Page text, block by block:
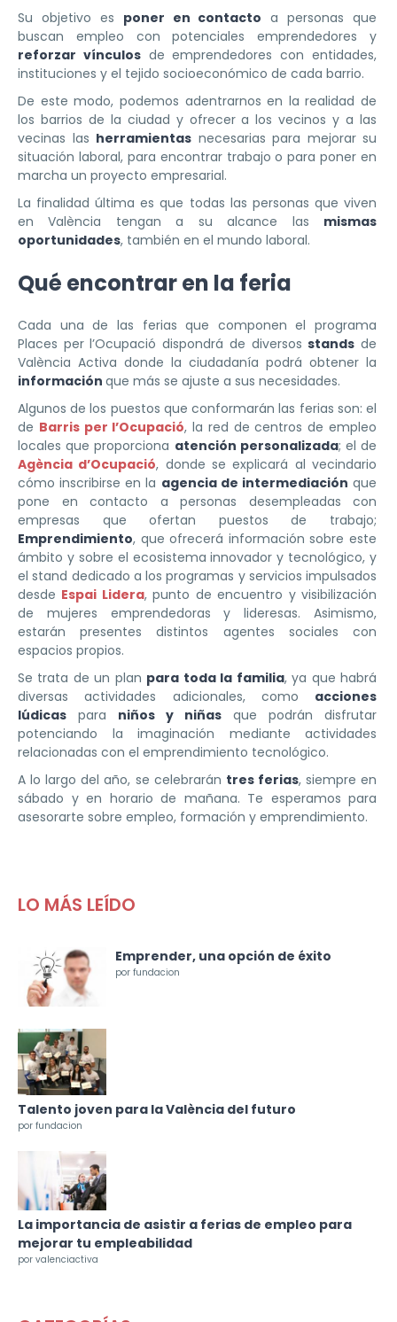
Su objetivo es poner en contacto a personas que
buscan empleo con potenciales emprendedores y
reforzar vínculosde emprendedores con entidades,
instituciones y el tejido socioeconómico de cada barrio.
De este modo, podemos adentrarnos en la realidad de
los barrios de la ciudad y ofrecer a los vecinos y a las
vecinas las herramientas necesarias para mejorar su
situación laboral, para encontrar trabajo o para poner en
marcha un proyecto empresarial.
La finalidad última es que todas las personas que viven
en València tengan a su alcance las mismas
oportunidades, también en el mundo laboral.
Qué encontrar en la feria
Cada una de las ferias que componen el programa
Places per l’Ocupació dispondrá de diversosstands de
València Activa donde la ciudadanía podrá obtener la
información que más se ajuste a sus necesidades.
Algunos de los puestos que conformarán las ferias son: el
de Barris per l’Ocupació, la red de centros de empleo
locales que proporciona atención personalizada; el de
Agència d’Ocupació, donde se explicará al vecindario
cómo inscribirse en la agencia de intermediación que
pone en contacto a personas desempleadas con
empresas que ofertan puestos de trabajo;
Emprendimiento, que ofrecerá información sobre este
ámbito y sobre el ecosistema innovador y tecnológico, y
el stand dedicado a los programas y servicios impulsados
desde Espai Lidera, punto de encuentro y visibilización
de mujeres emprendedoras y lideresas. Asimismo,
estarán presentes distintos agentes sociales con
espacios propios.
Se trata de un plan para toda la familia, ya que habrá
diversas actividades adicionales, como acciones
lúdicas para niños y niñas que podrán disfrutar
potenciando la imaginación mediante actividades
relacionadas con el emprendimiento tecnológico.
A lo largo del año, se celebrarán tres ferias, siempre en
sábado y en horario de mañana. Te esperamos para
asesorarte sobre empleo, formación y emprendimiento.
LO MÁS LEÍDO
Emprender, una opción de éxito
por fundacion
Talento joven para la València del futuro
por fundacion
La importancia de asistir a ferias de empleo para
mejorar tu empleabilidad
por valenciactiva